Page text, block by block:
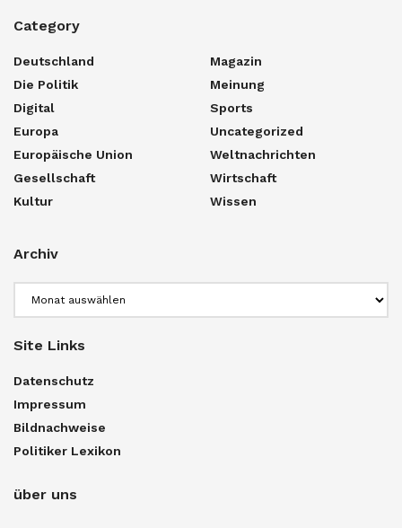
Category
Deutschland
Die Politik
Digital
Europa
Europäische Union
Gesellschaft
Kultur
Magazin
Meinung
Sports
Uncategorized
Weltnachrichten
Wirtschaft
Wissen
Archiv
Site Links
Datenschutz
Impressum
Bildnachweise
Politiker Lexikon
über uns